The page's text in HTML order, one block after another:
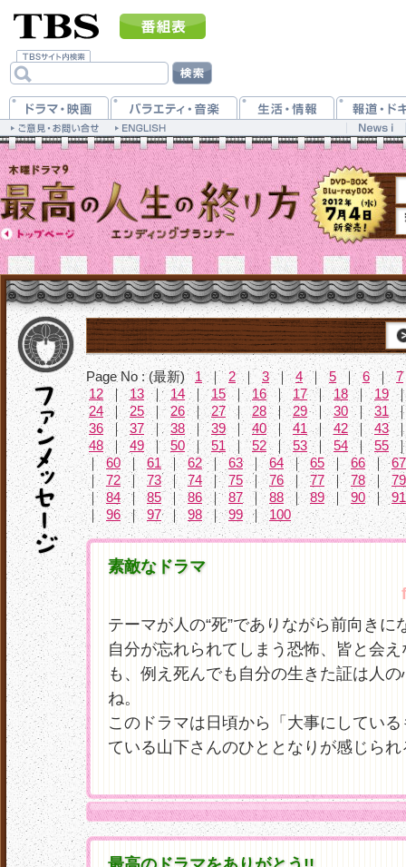
Page No : (最新) 1 ｜ 2｜ 3 ｜ 4｜5 ｜ 6 ｜ 7
12
｜13 ｜ 14 ｜15｜ 16 ｜ 17 ｜ 18 ｜ 19
24 ｜ 25 ｜ 26｜ 27 ｜ 28｜ 29｜ 30 ｜31
36
｜ 37｜ 38｜39 ｜ 40 ｜ 41 ｜ 42 ｜ 43
48 ｜ 49 ｜ 50｜ 51 ｜ 52｜53｜ 54 ｜ 55
｜
60｜ 61 ｜62 ｜ 63 ｜ 64 ｜ 65 ｜ 66 ｜67
｜ 72 ｜ 73 ｜74 ｜ 75 ｜76 ｜77 ｜ 78 ｜ 79
｜ 84 ｜ 85 ｜ 86 ｜87 ｜ 88｜ 89｜ 90 ｜
91
｜ 96 ｜ 97｜ 98 ｜99 ｜ 100
素敵なドラマ
テーマが人の“死”でありながら前向きに
自分が忘れられてしまう恐怖、皆と会
も、例え死んでも自分の生きた証は人
ね。
このドラマは日頃から「大事にしてい
ている山下さんのひととなりが感じら